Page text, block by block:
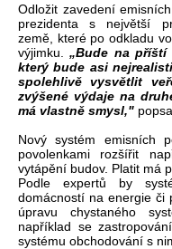
Odložit zavedení
prezidenta s největší
země, které po odkladu
výjimku.„Bude na příští
který bude asi
spolehlivě vysvětlit
zvýšené výdaje na
má vlastně smysl,"
Nový systém emisních
povolenkami rozšířit
vytápění budov. Platit má
Podle expertů by
domácností na energie či
úpravu chystaného
například se
systému obchodování s